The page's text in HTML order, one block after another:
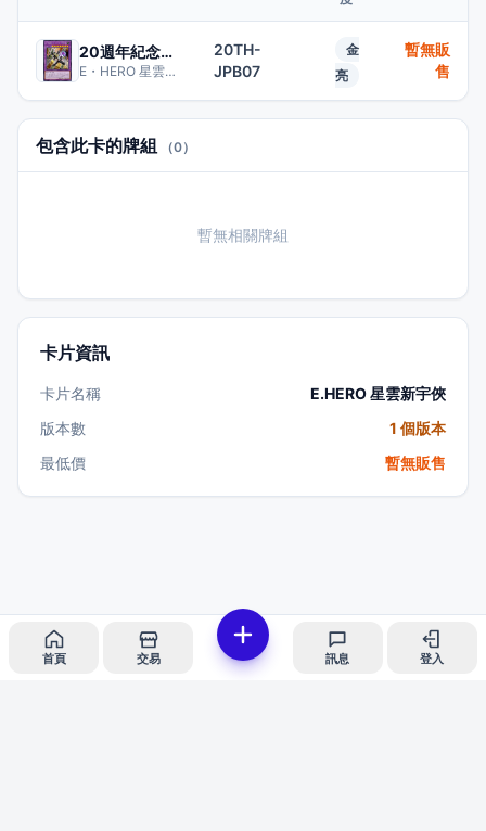
20週年紀念禮盒
E・HERO 星雲新生人
20TH-
JPB07
金
亮
暫無販
售
包含此卡的牌組 （0）
暫無相關牌組
卡片資訊
卡片名稱
E.HERO 星雲新宇俠
版本數
1 個版本
最低價
暫無販售
首頁 交易 訊息 登入